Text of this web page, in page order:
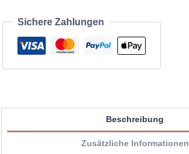
Sichere Zahlungen
Beschreibung
Zusätzliche Informationen